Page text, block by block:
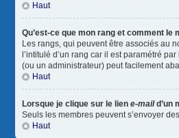
Haut
Qu’est-ce que mon rang et comment le
Les rangs, qui peuvent être associés au
l’intitulé d’un rang car il est paramétré
(ou un administrateur) peut facilement
Haut
Lorsque je clique sur le lien e-maild’un
Seuls les membres peuvent s’envoyer
Haut